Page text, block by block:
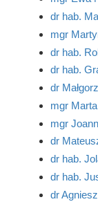
dr hab.
mgr
dr hab.
dr hab.
dr
mgr
mgr
dr
dr hab.
dr hab.
dr